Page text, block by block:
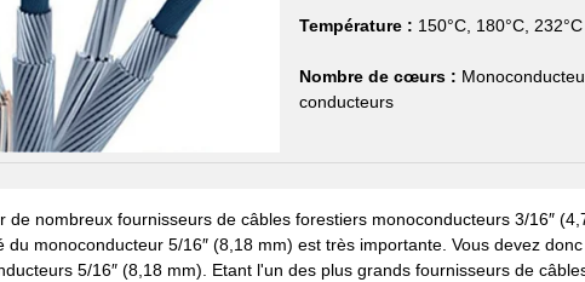
Température : 150°C, 180°C,
Nombre de cœurs :
conducteurs
de nombreux fournisseurs de câbles forestiers monoconducteurs 3/16″
du monoconducteur 5/16″ (8,18 mm) est très importante. Vous devez
5/16″ (8,18 mm). Etant l'un des plus grands fournisseurs de